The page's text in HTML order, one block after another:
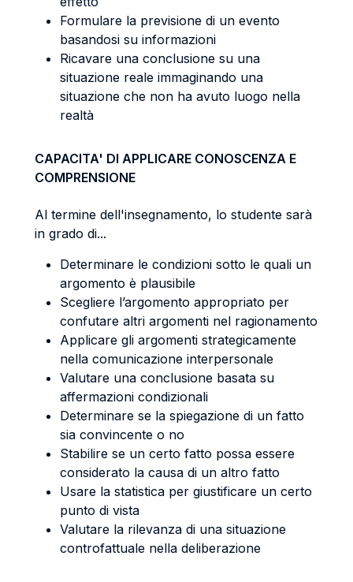
Formulare la previsione di un evento
basandosi su informazioni
Ricavare una conclusione su una
situazione reale immaginando una
situazione che non ha avuto luogo nella
realtà
CAPACITA' DI APPLICARE CONOSCENZA E
COMPRENSIONE
Al termine dell'insegnamento, lo studente sarà
in grado di...
Determinare le condizioni sotto le quali un
argomento è plausibile
Scegliere l’argomento appropriato per
confutare altri argomenti nel ragionamento
Applicare gli argomenti strategicamente
nella comunicazione interpersonale
Valutare una conclusione basata su
affermazioni condizionali
Determinare se la spiegazione di un fatto
sia convincente o no
Stabilire se un certo fatto possa essere
considerato la causa di un altro fatto
Usare la statistica per giustificare un certo
punto di vista
Valutare la rilevanza di una situazione
controfattuale nella deliberazione